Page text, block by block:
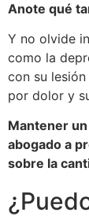
Anote qué
Y no olvide
como la
con su
por dolor y
Mantener
abogado a
sobre la